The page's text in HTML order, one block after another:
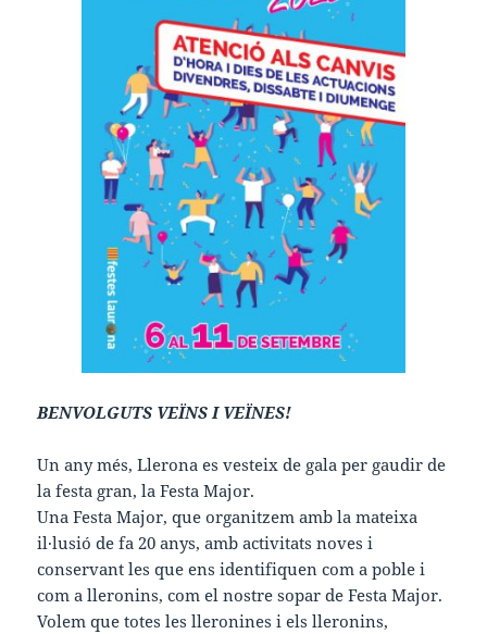
BENVOLGUTS VEÏNS I VEÏNES!
Un any més, Llerona es vesteix de gala per gaudir de
la festa gran, la Festa Major.
Una Festa Major, que organitzem amb la mateixa
il·lusió de fa 20 anys, amb activitats noves i
conservant les que ens identifiquen com a poble i
com a lleronins, com el nostre sopar de Festa Major.
Volem que totes les lleronines i els lleronins,